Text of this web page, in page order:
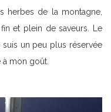
herbes de la montagne,
et plein de saveurs. Le
un peu plus réservée
mon goût.